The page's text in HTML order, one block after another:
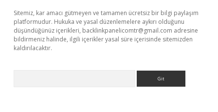
Sitemiz, kar amacı gütmeyen ve tamamen ücretsiz bir bilgi paylaşım
platformudur. Hukuka ve yasal düzenlemelere aykırı olduğunu
düşündüğünüz içerikleri, backlinkpanelicomtr@gmail.com adresine
bildirmeniz halinde, ilgili içerikler yasal süre içerisinde sitemizden
kaldırılacaktır.